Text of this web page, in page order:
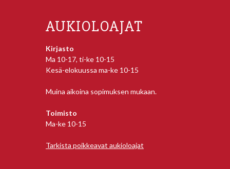
AUKIOLOAJAT
Kirjasto
Ma 10-17, ti-ke 10-15
Kesä-elokuussa ma-ke 10-15
Muina aikoina sopimuksen mukaan.
Toimisto
Ma-ke 10-15
Tarkista poikkeavat aukioloajat